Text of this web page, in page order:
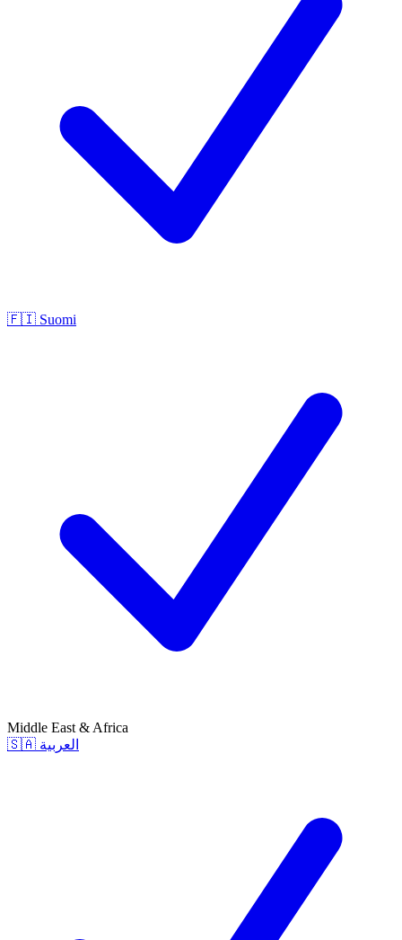
🇫🇮 Suomi
Middle East & Africa
🇸🇦 العربية